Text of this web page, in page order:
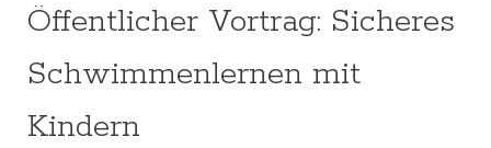
Öffentlicher Vortrag: Sicheres
Schwimmenlernen mit
Kindern